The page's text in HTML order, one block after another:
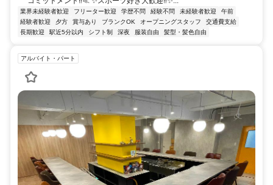
業界未経験者歓迎 フリーター歓迎 学歴不問 経験不問 未経験者歓迎
午前
経験者歓迎
夕方 賞与あり ブランクOK オープニングスタッフ
交通費支給
長期歓迎
駅近5分以内 シフト制 深夜 服装自由 髪型・髪色自由
アルバイト・パート